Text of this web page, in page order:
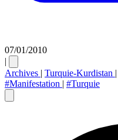
07/01/2010
|
Archives | Turquie-Kurdistan |
#Manifestation | #Turquie